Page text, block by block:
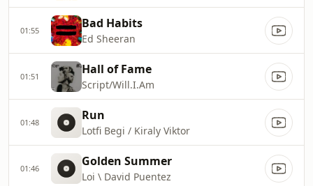
01:55 Bad Habits
Ed Sheeran
01:51 Hall of Fame
Script/Will.I.Am
01:48 Run
Lotfi Begi / Kiraly Viktor
01:46 Golden Summer
Loi \ David Puentez